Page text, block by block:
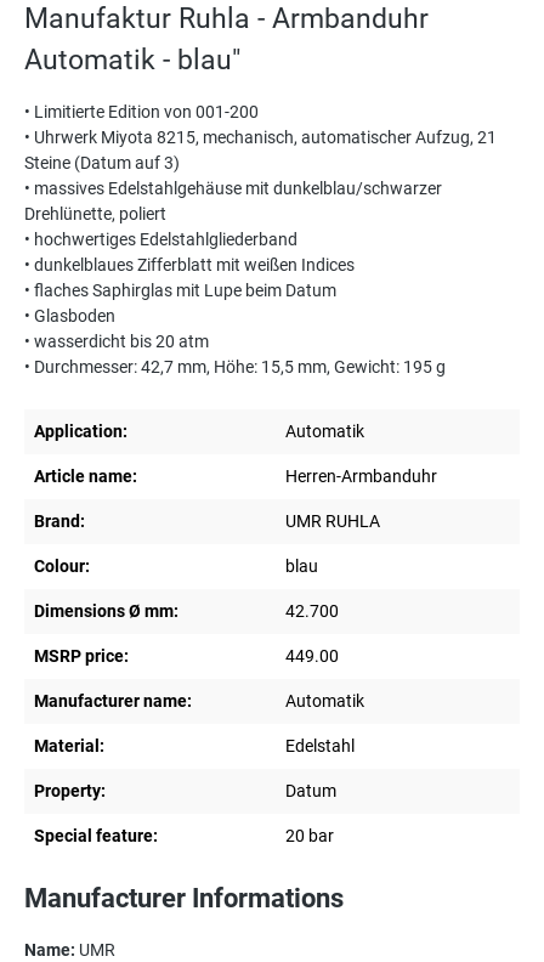
Manufaktur Ruhla - Armbanduhr
Automatik - blau"
• Limitierte Edition von 001-200
• Uhrwerk Miyota 8215, mechanisch, automatischer Aufzug, 21
Steine (Datum auf 3)
• massives Edelstahlgehäuse mit dunkelblau/schwarzer
Drehlünette, poliert
• hochwertiges Edelstahlgliederband
• dunkelblaues Zifferblatt mit weißen Indices
• flaches Saphirglas mit Lupe beim Datum
• Glasboden
• wasserdicht bis 20 atm
• Durchmesser: 42,7 mm, Höhe: 15,5 mm, Gewicht: 195 g
Application: Automatik
Article name: Herren-Armbanduhr
Brand: UMR RUHLA
Colour: blau
Dimensions Ø mm: 42.700
MSRP price: 449.00
Manufacturer name: Automatik
Material: Edelstahl
Property: Datum
Special feature: 20 bar
Manufacturer Informations
Name: UMR